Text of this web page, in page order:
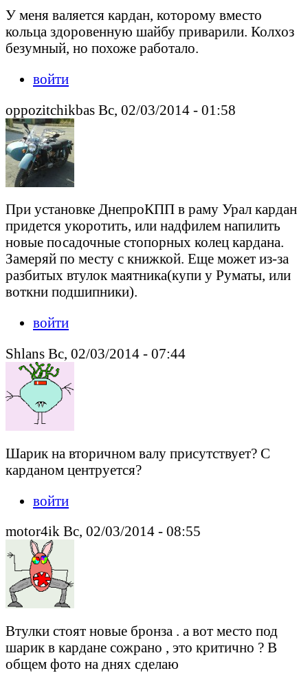
У меня валяется кардан, которому вместо
кольца здоровенную шайбу приварили. Колхоз
безумный, но похоже работало.
войти
oppozitchikbas Вс, 02/03/2014 - 01:58
При установке ДнепроКПП в раму Урал кардан
придется укоротить, или надфилем напилить
новые посадочные стопорных колец кардана.
Замеряй по месту с книжкой. Еще может из-за
разбитых втулок маятника(купи у Руматы, или
воткни подшипники).
войти
Shlans Вс, 02/03/2014 - 07:44
Шарик на вторичном валу присутствует? С
карданом центруется?
войти
motor4ik Вс, 02/03/2014 - 08:55
Втулки стоят новые бронза . а вот место под
шарик в кардане сожрано , это критично ? В
общем фото на днях сделаю